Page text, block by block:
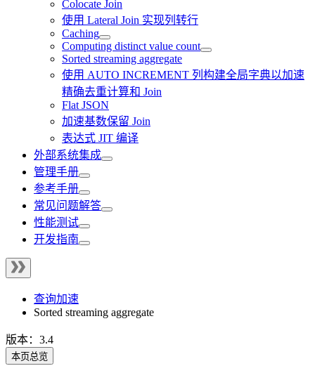
Colocate Join
使用 Lateral Join 实现列转行
Caching
Computing distinct value count
Sorted streaming aggregate
使用 AUTO INCREMENT 列构建全局字典以加速
精确去重计算和 Join
Flat JSON
加速基数保留 Join
表达式 JIT 编译
外部系统集成
管理手册
参考手册
常见问题解答
性能测试
开发指南
查询加速
Sorted streaming aggregate
版本：3.4
本页总览